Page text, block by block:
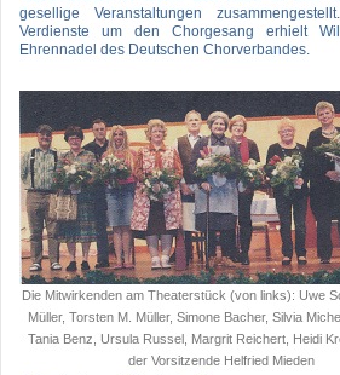
gesellige Veranstaltungen
Verdienste um den Chorgesang erhielt
Ehrennadel des Deutschen Chorverbandes.
Die Mitwirkenden am Theaterstück (von links): Uwe
Müller, Torsten M. Müller, Simone Bacher, Silvia
Tania Benz, Ursula Russel, Margrit Reichert, Heidi
der Vorsitzende Helfried Mieden